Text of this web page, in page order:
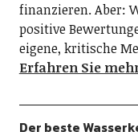
finanzieren. Aber:
positive
eigene, kritische
Erfahren Sie
Der beste